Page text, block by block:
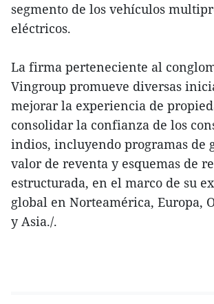
segmento de los vehículos
eléctricos.
La firma perteneciente al
Vingroup promueve diversas
mejorar la experiencia de
consolidar la confianza de los
indios, incluyendo programas de
valor de reventa y esquemas de
estructurada, en el marco de su
global en Norteamérica, Europa,
y Asia./.